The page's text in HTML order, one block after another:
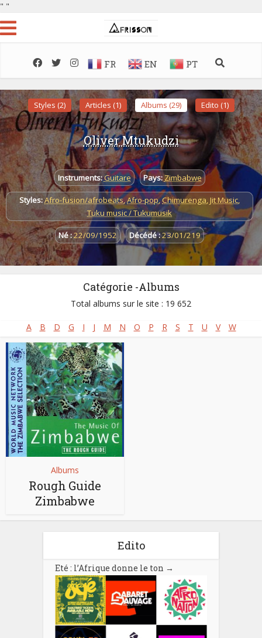
" "
FR EN PT
Styles (2) Articles (1) Albums (29) Edito (1)
Oliver Mtukudzi
Instruments:Guitare Pays:Zimbabwe
Styles:Afro-fusion/afrobeats,Afro-pop,Chimurenga,Jit Music,
Tuku music / Tukumusik
Né :22/09/1952 Décédé :23/01/219
Catégorie -Albums
Total albums sur le site : 19 652
A B D G I J M N O P R S T U V W
Albums
Rough Guide
Zimbabwe
Edito
Eté : l’Afrique donne le ton →